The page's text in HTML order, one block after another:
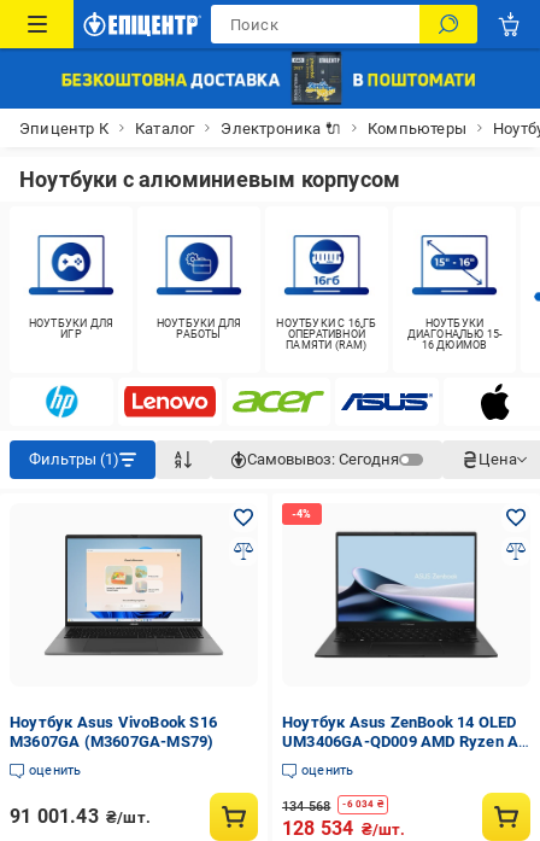
Эпицентр К Каталог Электроника 🔌 Компьютеры
Ноутбуки с алюминиевым корпусом
НОУТБУКИ ДЛЯ
ИГР
НОУТБУКИ ДЛЯ
РАБОТЫ
НОУТБУКИ С 16 ГБ
ОПЕРАТИВНОЙ
ПАМЯТИ (RAM)
НОУТБУКИ
ДИАГОНАЛЬЮ 15-
16 ДЮЙМОВ
Фильтры (1) Самовывоз: Сегодня Цена
Ноутбук Asus VivoBook S16
M3607GA (M3607GA-MS79)
оценить
91 001.43 ₴/шт.
Ноутбук Asus ZenBook 14 OLED
UM3406GA-QD009 AMD Ryzen AI
7 445 32 Гб 1 Тб SSD Radeon
840M DOS Jade Black (90NB17R1-
M000B0)
оценить
134 568 -6 034 ₴
128 534 ₴/шт.